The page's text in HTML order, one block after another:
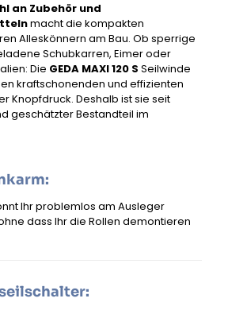
an Zubehör und
macht die kompakten
Alleskönnern am Bau. Ob sperrige
Schubkarren, Eimer oder
Die GEDA MAXI 120 S Seilwinde
kraftschonenden und effizienten
Knopfdruck. Deshalb ist sie seit
geschätzter Bestandteil im
Ihr problemlos am Ausleger
dass Ihr die Rollen demontieren